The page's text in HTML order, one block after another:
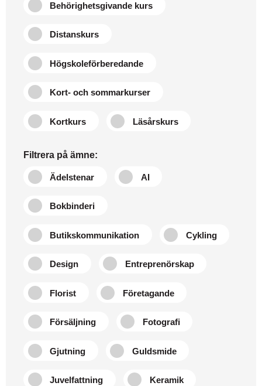
Behörighetsgivande kurs
Distanskurs
Högskoleförberedande
Kort- och sommarkurser
Kortkurs Läsårskurs
Filtrera på ämne:
Ädelstenar AI
Bokbinderi
Butikskommunikation Cykling
Design Entreprenörskap
Florist Företagande
Försäljning Fotografi
Gjutning Guldsmide
Juvelfattning Keramik